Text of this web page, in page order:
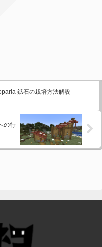
鉱石の栽培方法解説
の行